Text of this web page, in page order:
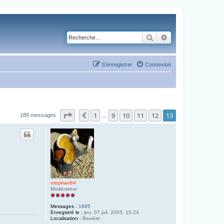
Rechercher
Connexion
S’enregistrer
189 messages Page 13 13
Précédente
1 9 10 11 12 13
stephan94
Modérateur
Messages : 1895
Enregistré le : jeu. 07 juil. 2005, 15:24
Localisation : Bavière